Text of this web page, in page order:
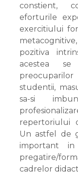
constient,
eforturile
exercitiului
pozitiva
acestea se
studentii,
sa-si
repertoriului
Un astfel de
important in
pregatire/
cadrelor